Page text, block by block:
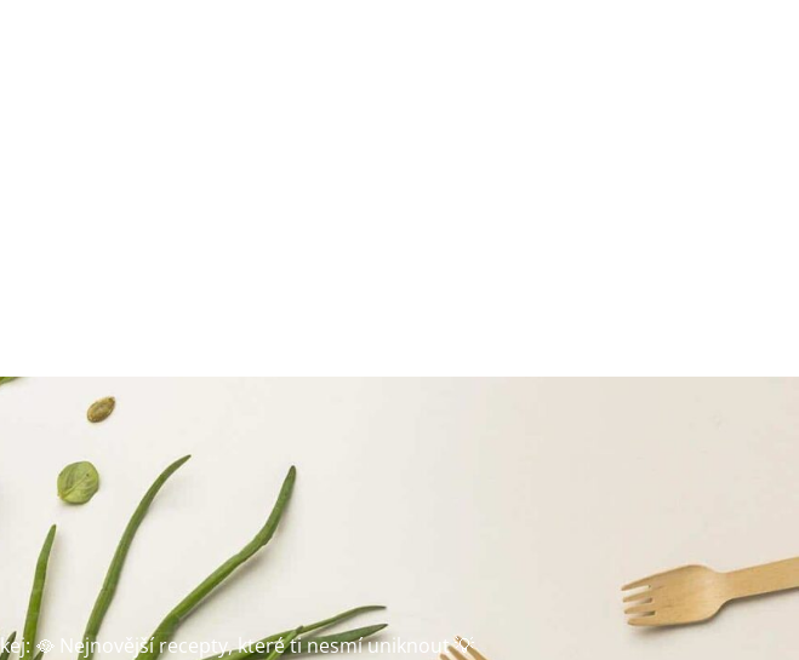
🥘 Nejnovější recepty, které ti nesmí uniknout 💡